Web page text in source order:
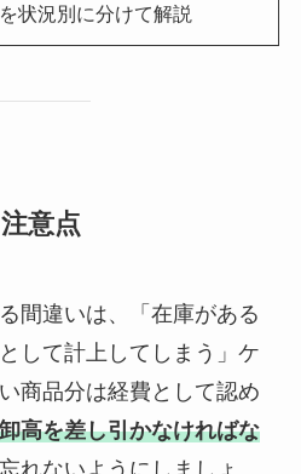
状況別に分けて解説
意点
間違いは、「在庫がある
して計上してしまう」ケ
商品分は経費として認め
高を差し引かなければな
れないようにしましょ